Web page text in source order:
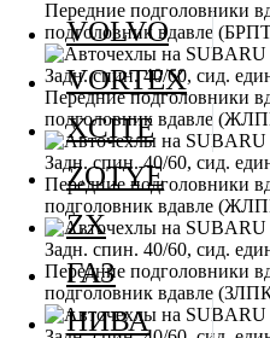
VOLVO
VORTEX
XCITE
ZOTYE
ZX
ГАЗ
НИВА